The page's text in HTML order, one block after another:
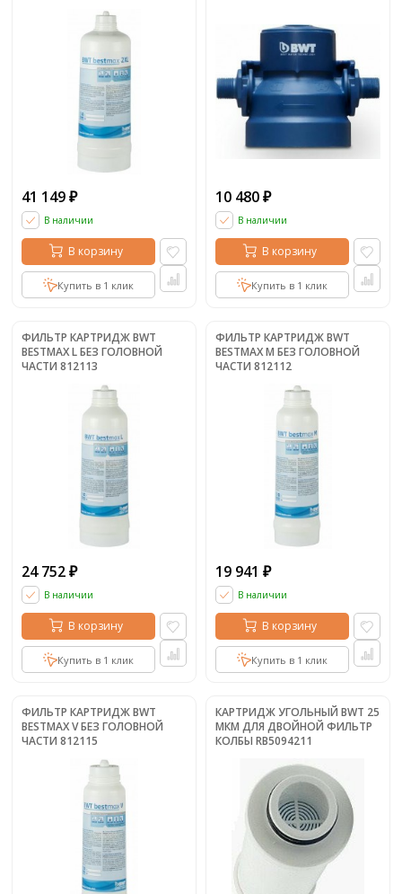
41 149 ₽
В наличии
В корзину
Купить в 1 клик
10 480 ₽
В наличии
В корзину
Купить в 1 клик
ФИЛЬТР КАРТРИДЖ BWT
BESTMAX L БЕЗ ГОЛОВНОЙ
ЧАСТИ 812113
24 752 ₽
В наличии
В корзину
Купить в 1 клик
ФИЛЬТР КАРТРИДЖ BWT
BESTMAX M БЕЗ ГОЛОВНОЙ
ЧАСТИ 812112
19 941 ₽
В наличии
В корзину
Купить в 1 клик
ФИЛЬТР КАРТРИДЖ BWT
BESTMAX V БЕЗ ГОЛОВНОЙ
ЧАСТИ 812115
КАРТРИДЖ УГОЛЬНЫЙ BWT 25
МКМ ДЛЯ ДВОЙНОЙ ФИЛЬТР
КОЛБЫ RB5094211